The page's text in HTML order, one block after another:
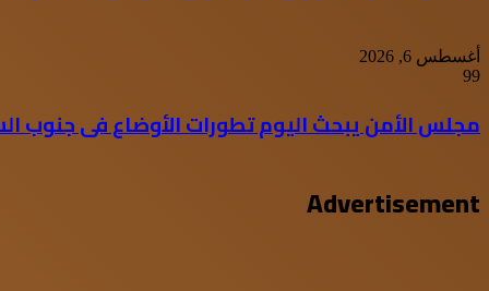
أغسطس 6, 2026
99
مجلس الأمن يبحث اليوم تطورات الأوضاع فى جنوب
Advertisement